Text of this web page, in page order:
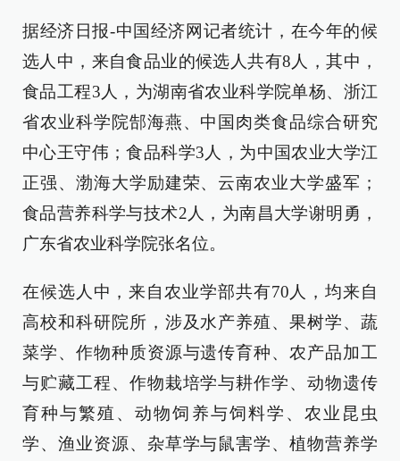
据经济日报-中国经济网记者统计，在今年的候
选人中，来自食品业的候选人共有8人，其中，
食品工程3人，为湖南省农业科学院单杨、浙江
省农业科学院郜海燕、中国肉类食品综合研究
中心王守伟；食品科学3人，为中国农业大学江
正强、渤海大学励建荣、云南农业大学盛军；
食品营养科学与技术2人，为南昌大学谢明勇，
广东省农业科学院张名位。
在候选人中，来自农业学部共有70人，均来自
高校和科研院所，涉及水产养殖、果树学、蔬
菜学、作物种质资源与遗传育种、农产品加工
与贮藏工程、作物栽培学与耕作学、动物遗传
育种与繁殖、动物饲养与饲料学、农业昆虫
学、渔业资源、杂草学与鼠害学、植物营养学